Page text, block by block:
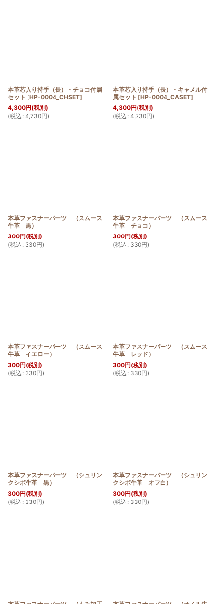
本革芯入り持手（長）・チョコ付属
セット [HP-0004_CHSET]
4,300円(税別)
(税込 : 4,730円)
本革芯入り持手（長）・キャメル付
属セット [HP-0004_CASET]
4,300円(税別)
(税込 : 4,730円)
本革ファスナーパーツ （スムース
牛革 黒）
300円(税別)
(税込 : 330円)
本革ファスナーパーツ （スムース
牛革 チョコ）
300円(税別)
(税込 : 330円)
本革ファスナーパーツ （スムース
牛革 イエロー）
300円(税別)
(税込 : 330円)
本革ファスナーパーツ （スムース
牛革 レッド）
300円(税別)
(税込 : 330円)
本革ファスナーパーツ （シュリン
クシボ牛革 黒）
300円(税別)
(税込 : 330円)
本革ファスナーパーツ （シュリン
クシボ牛革 オフ白）
300円(税別)
(税込 : 330円)